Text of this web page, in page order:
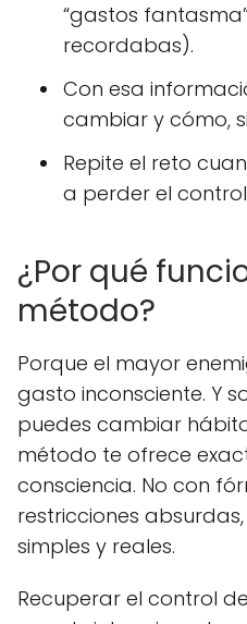
“gastos
recordabas).
Con esa
cambiar y cómo,
Repite el reto
a perder el
¿Por qué
método?
Porque el mayor
gasto inconsciente. Y
puedes cambiar
método te ofrece
consciencia. No con
restricciones
simples y reales.
Recuperar el control